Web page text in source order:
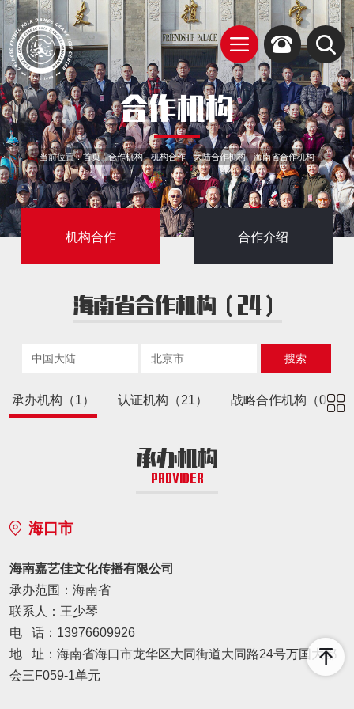
合作机构
当前位置：首页-合作机构-机构合作 -大陆合作机构-海南省合作机构
机构合作 合作介绍
海南省合作机构（24）
搜索
承办机构（1） 认证机构（21） 战略合作机构（0）
承办机构
PROVIDER
海口市
海南嘉艺佳文化传播有限公司
承办范围：海南省
联系人：王少琴
电 话：13976609926
地 址：海南省海口市龙华区大同街道大同路24号万国大都
会三F059-1单元